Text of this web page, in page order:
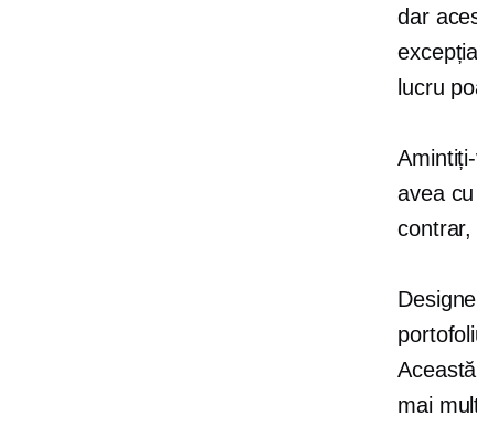
dar
lucru
avea
contrar,
mai